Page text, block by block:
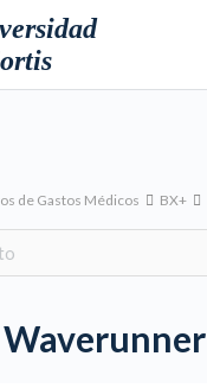
de Gastos Médicos BX+